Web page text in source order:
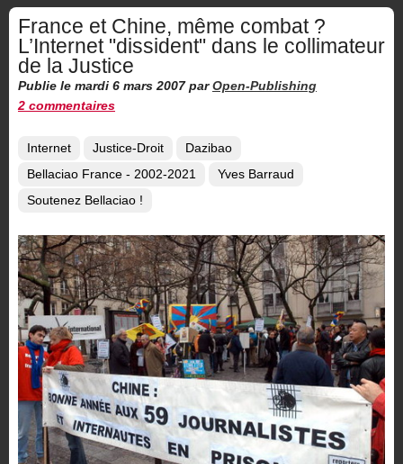
France et Chine, même combat ?
L’Internet "dissident" dans le collimateur
de la Justice
Publie le mardi 6 mars 2007par Open-Publishing
2 commentaires
Internet Justice-Droit
Dazibao
Bellaciao France - 2002-2021
Yves Barraud
Soutenez Bellaciao !